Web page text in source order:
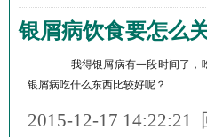
银屑病饮食要怎么
我得银屑病有一段时间了，吃
银屑病吃什么东西比较好呢？
2015-12-17 14:22:21